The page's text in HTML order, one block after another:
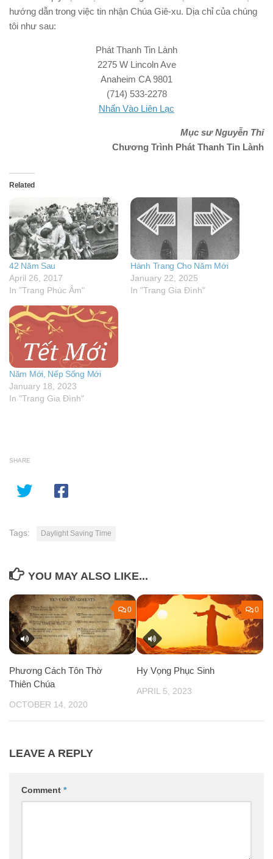
hướng dẫn trong việc tin nhận Chúa Giê-xu. Dịa chỉ của chúng
tôi như sau:
Phát Thanh Tin Lành
2275 W Lincoln Ave
Anaheim CA 9801
(714) 533-2278
Nhấn Vào Liên Lạc
Mục sư Nguyễn Thỉ
Chương Trình Phát Thanh Tin Lành
Related
42 Năm Sau
April 26, 2017
In "Trang Phúc Âm"
Hành Trang Cho Năm Mới
January 22, 2025
In "Trang Gia Đình"
Năm Mới, Nếp Sống Mới
January 18, 2023
In "Trang Gia Đình"
SHARE
Tags: Daylight Saving Time
YOU MAY ALSO LIKE...
0
Phương Cách Tôn Thờ
Thiên Chúa
OCTOBER 14, 2020
0
Hy Vọng Phục Sinh
APRIL 5, 2023
LEAVE A REPLY
Comment *